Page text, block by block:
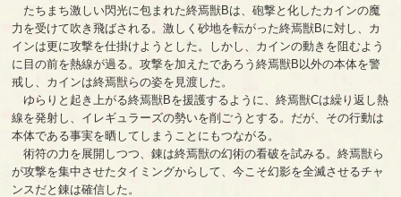
たちまち激しい閃光に包まれた終焉獣Bは、砲撃と化したカインの魔
力を受けて吹き飛ばされる。激しく砂地を転がった終焉獣Bに対し、カ
インは更に攻撃を仕掛けようとした。しかし、カインの動きを阻むよう
に目の前を熱線が過る。攻撃を加えたであろう終焉獣B以外の本体を警
戒し、カインは終焉獣らの姿を見渡した。
ゆらりと起き上がる終焉獣Bを援護するように、終焉獣Cは繰り返し熱
線を発射し、イレギュラーズの勢いを削ごうとする。だが、その行動は
本体である事実を晒してしまうことにもつながる。
術符の力を展開しつつ、錬は終焉獣の幻術の看破を試みる。終焉獣ら
が攻撃を集中させたタイミングからして、今こそ幻影を全滅させるチャ
ンスだと錬は確信した。